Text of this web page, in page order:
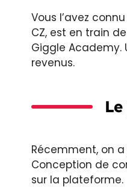
Vous l’avez
CZ, est en train
Giggle Academy.
revenus.
Récemment, on
Conception de
sur la plateforme.